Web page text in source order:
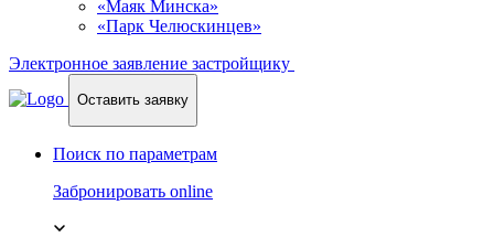
«Маяк Минска»
«Парк Челюскинцев»
Электронное заявление застройщику
Оставить заявку
Поиск по параметрам
Забронировать online